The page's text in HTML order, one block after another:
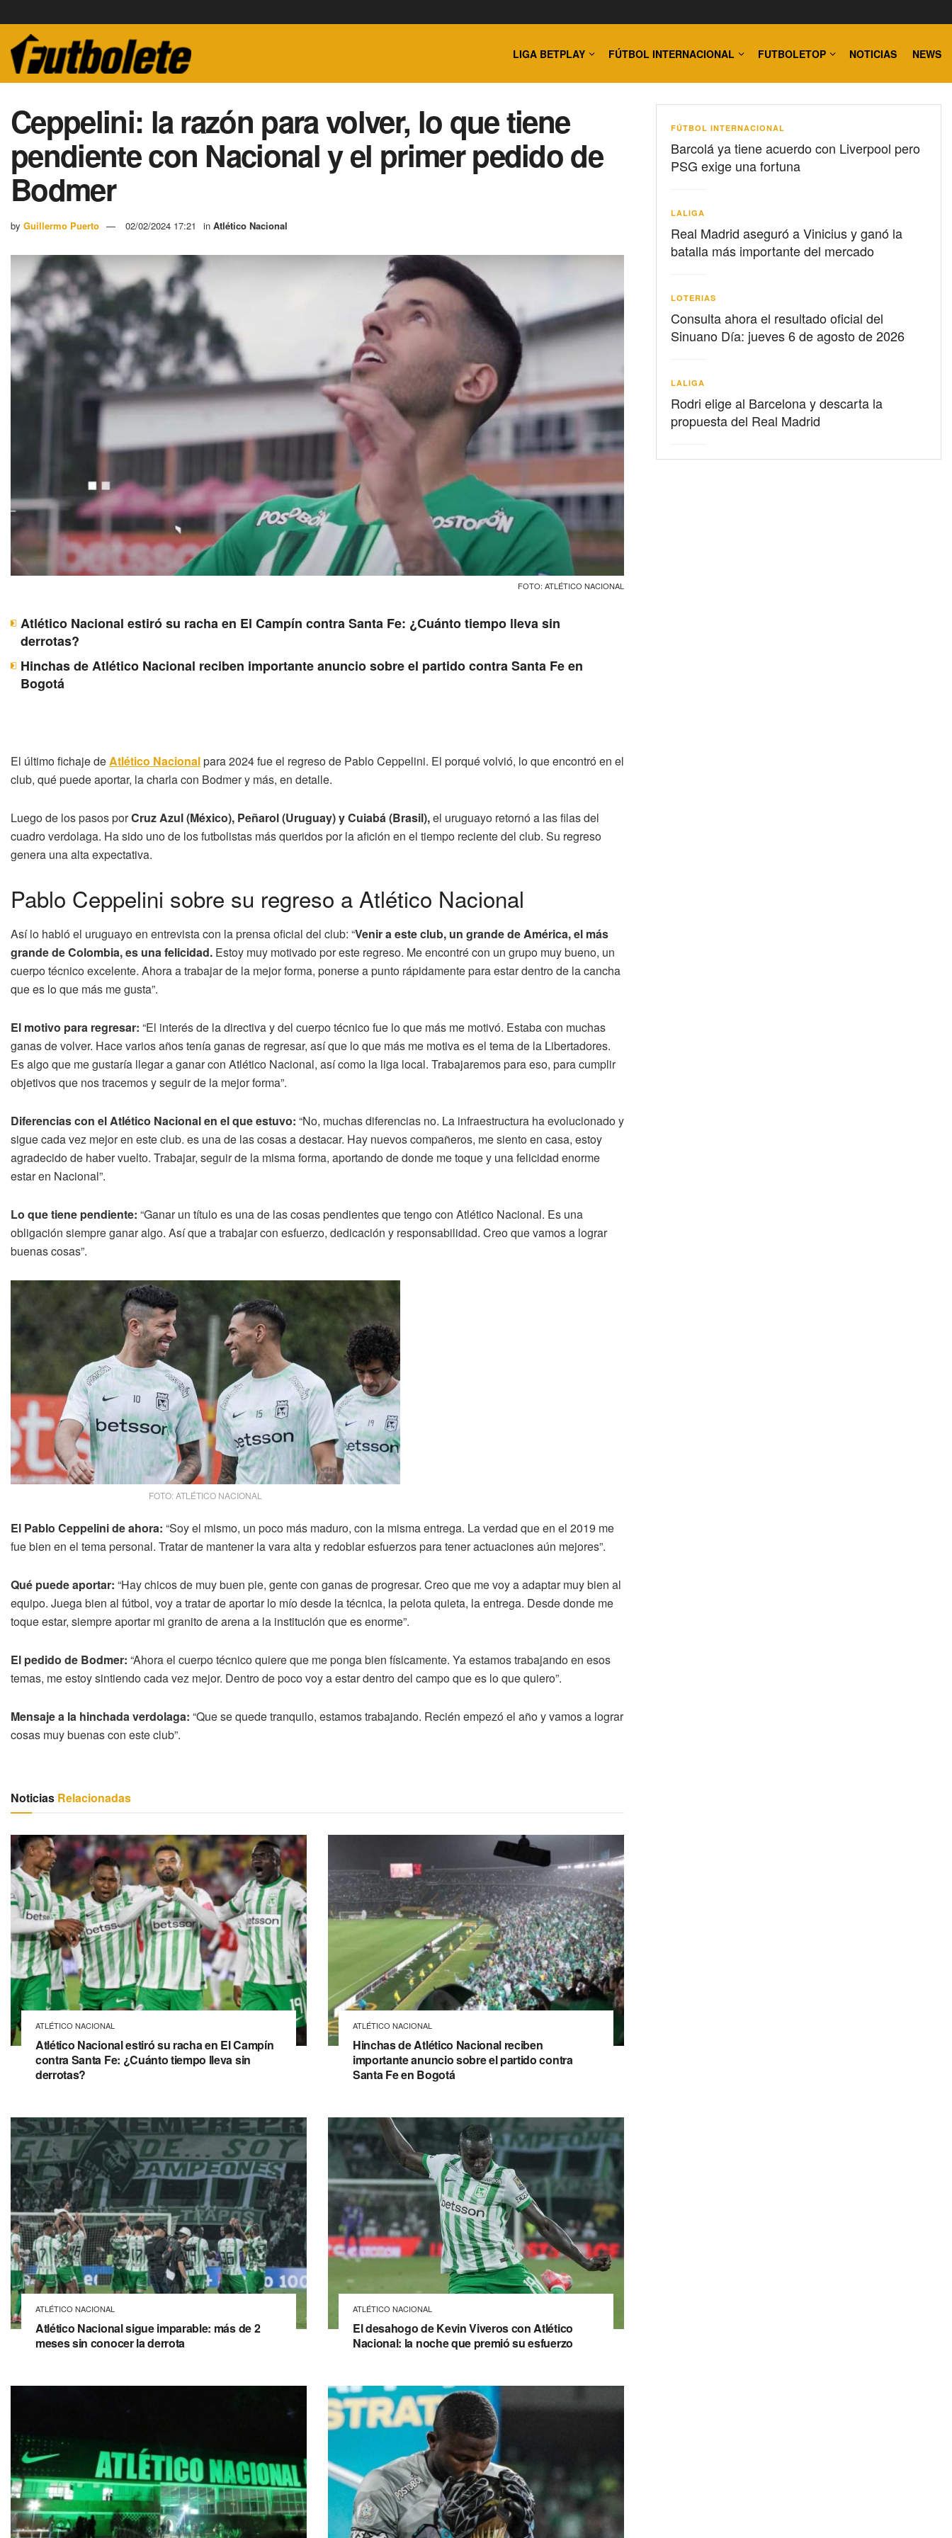
LIGA BETPLAY FÚTBOL INTERNACIONAL FUTBOLETOP NOTICIAS NEWS
Ceppelini: la razón para volver, lo que tiene
pendiente con Nacional y el primer pedido de
Bodmer
by Guillermo Puerto 02/02/2024 17:21 in Atlético Nacional
FOTO: ATLÉTICO NACIONAL
Atlético Nacional estiró su racha en El Campín contra Santa Fe: ¿Cuánto tiempo lleva sin
derrotas?
Hinchas de Atlético Nacional reciben importante anuncio sobre el partido contra Santa Fe en
Bogotá
El último fichaje deAtlético Nacionalpara 2024 fue el regreso de Pablo Ceppelini. El porqué volvió, lo que encontró en el
club, qué puede aportar, la charla con Bodmer y más, en detalle.
Luego de los pasos porCruz Azul (México), Peñarol (Uruguay) y Cuiabá (Brasil),el uruguayo retornó a las filas del
cuadro verdolaga. Ha sido uno de los futbolistas más queridos por la afición en el tiempo reciente del club. Su regreso
genera una alta expectativa.
Pablo Ceppelini sobre su regreso a Atlético Nacional
Así lo habló el uruguayo en entrevista con la prensa oficial del club: “Venir a este club, un grande de América, el más
grande de Colombia, es una felicidad. Estoy muy motivado por este regreso. Me encontré con un grupo muy bueno, un
cuerpo técnico excelente. Ahora a trabajar de la mejor forma, ponerse a punto rápidamente para estar dentro de la cancha
que es lo que más me gusta”.
El motivo para regresar: “El interés de la directiva y del cuerpo técnico fue lo que más me motivó. Estaba con muchas
ganas de volver. Hace varios años tenía ganas de regresar, así que lo que más me motiva es el tema de la Libertadores.
Es algo que me gustaría llegar a ganar con Atlético Nacional, así como la liga local. Trabajaremos para eso, para cumplir
objetivos que nos tracemos y seguir de la mejor forma”.
Diferencias con el Atlético Nacional en el que estuvo: “No, muchas diferencias no. La infraestructura ha evolucionado y
sigue cada vez mejor en este club. es una de las cosas a destacar. Hay nuevos compañeros, me siento en casa, estoy
agradecido de haber vuelto. Trabajar, seguir de la misma forma, aportando de donde me toque y una felicidad enorme
estar en Nacional”.
Lo que tiene pendiente: “Ganar un título es una de las cosas pendientes que tengo con Atlético Nacional. Es una
obligación siempre ganar algo. Así que a trabajar con esfuerzo, dedicación y responsabilidad. Creo que vamos a lograr
buenas cosas”.
FOTO: ATLÉTICO NACIONAL
El Pablo Ceppelini de ahora: “Soy el mismo, un poco más maduro, con la misma entrega. La verdad que en el 2019 me
fue bien en el tema personal. Tratar de mantener la vara alta y redoblar esfuerzos para tener actuaciones aún mejores”.
Qué puede aportar: “Hay chicos de muy buen pie, gente con ganas de progresar. Creo que me voy a adaptar muy bien al
equipo. Juega bien al fútbol, voy a tratar de aportar lo mío desde la técnica, la pelota quieta, la entrega. Desde donde me
toque estar, siempre aportar mi granito de arena a la institución que es enorme”.
El pedido de Bodmer: “Ahora el cuerpo técnico quiere que me ponga bien físicamente. Ya estamos trabajando en esos
temas, me estoy sintiendo cada vez mejor. Dentro de poco voy a estar dentro del campo que es lo que quiero”.
Mensaje a la hinchada verdolaga: “Que se quede tranquilo, estamos trabajando. Recién empezó el año y vamos a lograr
cosas muy buenas con este club”.
Noticias Relacionadas
ATLÉTICO NACIONAL
Atlético Nacional estiró su racha en El Campín
contra Santa Fe: ¿Cuánto tiempo lleva sin
derrotas?
ATLÉTICO NACIONAL
Hinchas de Atlético Nacional reciben
importante anuncio sobre el partido contra
Santa Fe en Bogotá
ATLÉTICO NACIONAL
Atlético Nacional sigue imparable: más de 2
meses sin conocer la derrota
ATLÉTICO NACIONAL
El desahogo de Kevin Viveros con Atlético
Nacional: la noche que premió su esfuerzo
FÚTBOL INTERNACIONAL
Barcolá ya tiene acuerdo con Liverpool pero
PSG exige una fortuna
LALIGA
Real Madrid aseguró a Vinicius y ganó la
batalla más importante del mercado
LOTERIAS
Consulta ahora el resultado oficial del
Sinuano Día: jueves 6 de agosto de 2026
LALIGA
Rodri elige al Barcelona y descarta la
propuesta del Real Madrid